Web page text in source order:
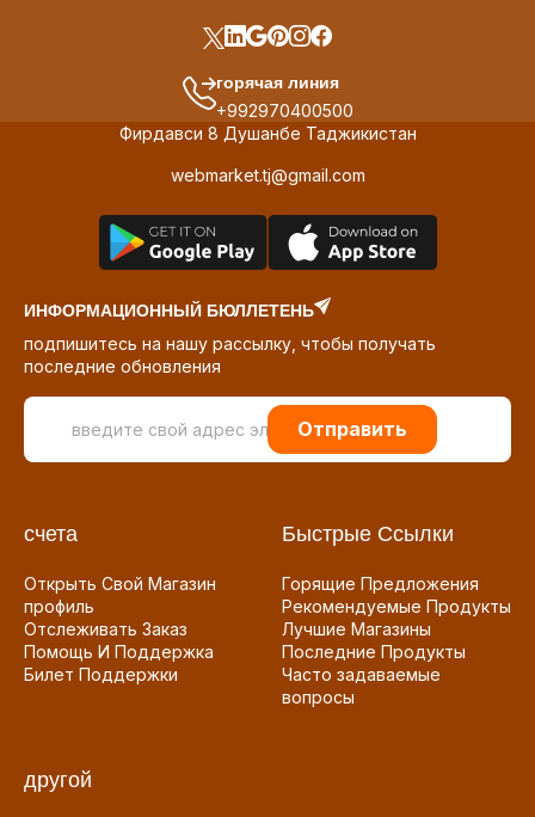
горячая линия
+992970400500
Фирдавси 8 Душанбе Таджикистан
webmarket.tj@gmail.com
ИНФОРМАЦИОННЫЙ БЮЛЛЕТЕНЬ
подпишитесь на нашу рассылку, чтобы получать
последние обновления
Отправить
счета
Открыть Свой Магазин
профиль
Отслеживать Заказ
Помощь И Поддержка
Билет Поддержки
Быстрые Ссылки
Горящие Предложения
Рекомендуемые Продукты
Лучшие Магазины
Последние Продукты
Часто задаваемые
вопросы
другой